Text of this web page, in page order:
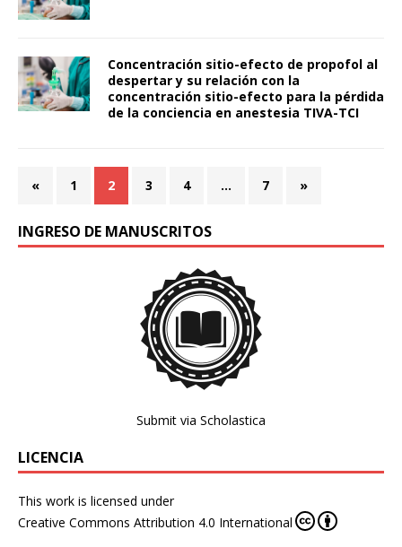
Concentración sitio-efecto de propofol al
despertar y su relación con la
concentración sitio-efecto para la pérdida
de la conciencia en anestesia TIVA-TCI
« 1 2 3 4 … 7 »
INGRESO DE MANUSCRITOS
Submit via Scholastica
LICENCIA
This work is licensed under
Creative Commons Attribution 4.0 International